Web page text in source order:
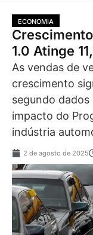
ECONOMIA
1.0 Atinge
As vendas de
crescimento
segundo
impacto do
indústria
2 de agosto de 2025